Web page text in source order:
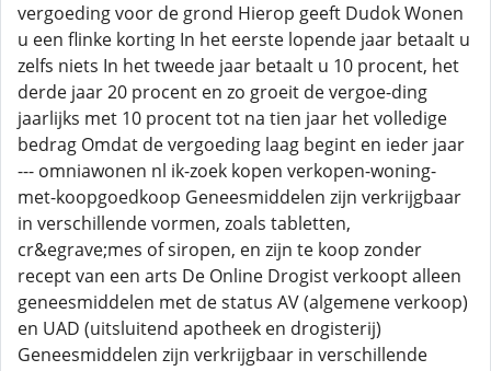
vergoeding voor de grond Hierop geeft Dudok Wonen
u een flinke korting In het eerste lopende jaar betaalt u
zelfs niets In het tweede jaar betaalt u 10 procent, het
derde jaar 20 procent en zo groeit de vergoe-ding
jaarlijks met 10 procent tot na tien jaar het volledige
bedrag Omdat de vergoeding laag begint en ieder jaar
--- omniawonen nl ik-zoek kopen verkopen-woning-
met-koopgoedkoop Geneesmiddelen zijn verkrijgbaar
in verschillende vormen, zoals tabletten,
cr&egrave;mes of siropen, en zijn te koop zonder
recept van een arts De Online Drogist verkoopt alleen
geneesmiddelen met de status AV (algemene verkoop)
en UAD (uitsluitend apotheek en drogisterij)
Geneesmiddelen zijn verkrijgbaar in verschillende